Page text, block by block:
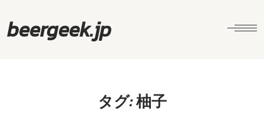
beergeek.jp
タグ:柚子